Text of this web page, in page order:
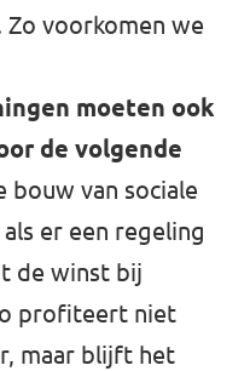
Zo voorkomen we
moeten ook
de volgende
bouw van sociale
er een regeling
de winst bij
profiteert niet
maar blijft het